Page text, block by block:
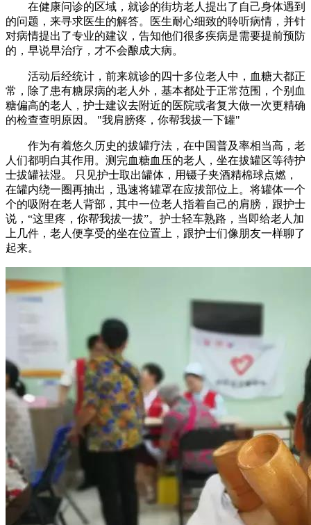
在健康问诊的区域，就诊的街坊老人提出了自己身体遇到
的问题，来寻求医生的解答。医生耐心细致的聆听病情，并针
对病情提出了专业的建议，告知他们很多疾病是需要提前预防
的，早说早治疗，才不会酿成大病。
活动后经统计，前来就诊的四十多位老人中，血糖大都正
常，除了患有糖尿病的老人外，基本都处于正常范围，个别血
糖偏高的老人，护士建议去附近的医院或者复大做一次更精确
的检查查明原因。 "我肩膀疼，你帮我拔一下罐"
作为有着悠久历史的拔罐疗法，在中国普及率相当高，老
人们都明白其作用。测完血糖血压的老人，坐在拔罐区等待护
士拔罐祛湿。 只见护士取出罐体，用镊子夹酒精棉球点燃，
在罐内绕一圈再抽出，迅速将罐罩在应拔部位上。将罐体一个
个的吸附在老人背部，其中一位老人指着自己的肩膀，跟护士
说，“这里疼，你帮我拔一拔”。护士轻车熟路，当即给老人加
上几件，老人便享受的坐在位置上，跟护士们像朋友一样聊了
起来。